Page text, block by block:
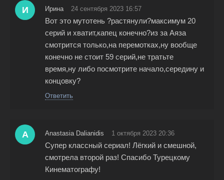
И Ирина 24 сентября 2023 16:57
Вот это мутотень ?растянули?максимум 20
серий и хватит,капец конечно?из за Аяза
смотрится только,на перемотках,ну вообще
конечно не стоит 59 серий,не тратьте
время,ну либо посмотрите начало,середину и
концовку?
Ответить
A Anastasia Dalianidis 1 октября 2023 20:36
Супер классный сериал! Лёгкий и смешной,
смотрела второй раз! Спасибо Турецкому
Кинематографу!